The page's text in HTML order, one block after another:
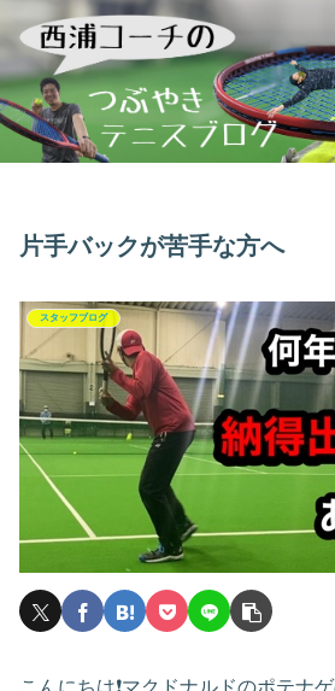
片手バックが苦手な方へ
スタッフブログ